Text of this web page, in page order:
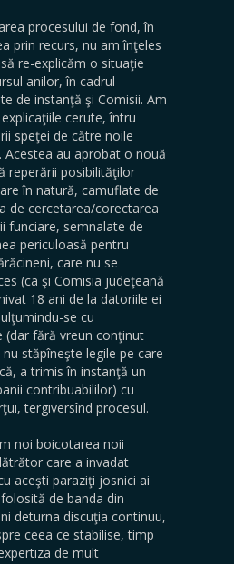
procesului de fond, în
prin recurs, nu am înţeles
re-explicăm o situaţie
anilor, în cadrul
de instanţă şi Comisii. Am
cerute, întru
speţei de către noile
au aprobat o nouă
reperării posibilităţilor
în natură, camuflate de
de cercetarea/corectarea
funciare, semnalate de
periculoasă pentru
care nu se
(ca şi Comisia judeţeană
18 ani de la datoriile ei
se cu
(dar fără vreun conţinut
stăpîneşte legile pe care
a trimis în instanţă un
contribuabililor) cu
tergiversînd procesul.
noi boicotarea noii
care a invadat
aceşti paraziţi josnici ai
de banda din
deturna discuţia continuu,
ceea ce stabilise, timp
de mult